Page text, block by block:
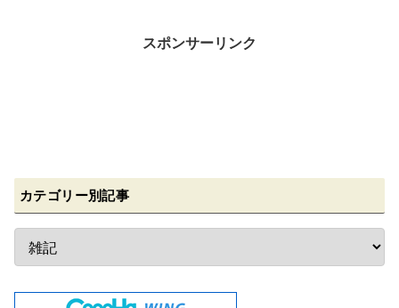
スポンサーリンク
カテゴリー別記事